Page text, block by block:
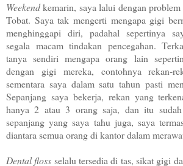
Weekendkemarin, saya lalui dengan
Tobat. Saya tak mengerti mengapa gigi
menghinggapi diri, padahal sepertinya
segala macam tindakan pencegahan.
tanya sendiri mengapa orang lain
dengan gigi mereka, contohnya rekan-
sementara saya dalam satu tahun pasti
Sepanjang saya bekerja, rekan yang
hanya 2 atau 3 orang saja, dan itu
sepanjang yang saya tahu juga, saya
diantara semua orang di kantor dalam
Dental floss selalu tersedia di tas, sikat gigi